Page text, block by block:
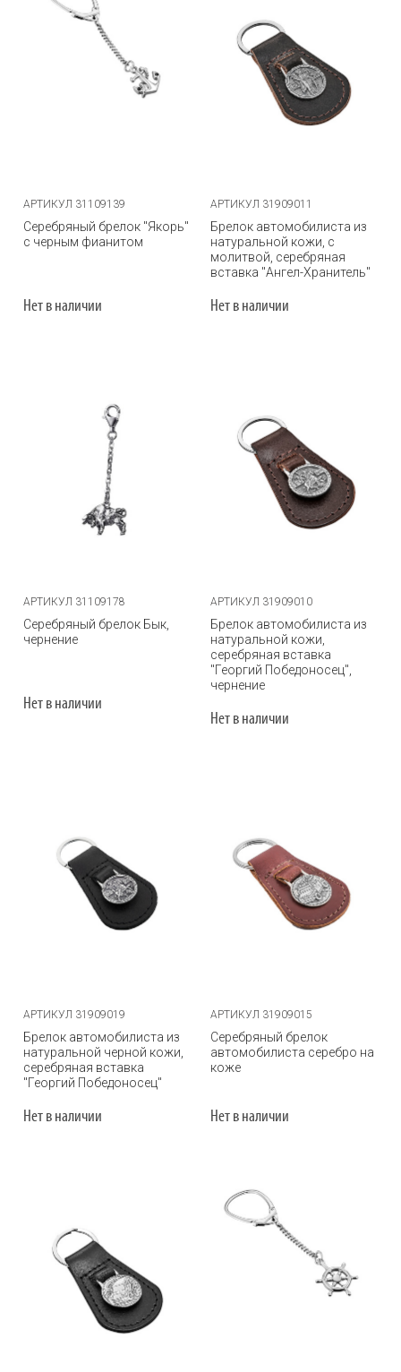
АРТИКУЛ 31109139
Серебряный брелок "Якорь"
с черным фианитом
Нет в наличии
АРТИКУЛ 31909011
Брелок автомобилиста из
натуральной кожи, с
молитвой, серебряная
вставка "Ангел-Хранитель"
Нет в наличии
АРТИКУЛ 31109178
Серебряный брелок Бык,
чернение
Нет в наличии
АРТИКУЛ 31909010
Брелок автомобилиста из
натуральной кожи,
серебряная вставка
"Георгий Победоносец",
чернение
Нет в наличии
АРТИКУЛ 31909019
Брелок автомобилиста из
натуральной черной кожи,
серебряная вставка
"Георгий Победоносец"
Нет в наличии
АРТИКУЛ 31909015
Серебряный брелок
автомобилиста серебро на
коже
Нет в наличии